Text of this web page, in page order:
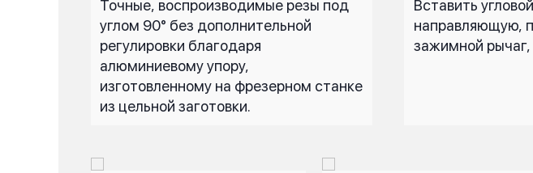
Точные, воспроизводимые резы под
углом 90° без дополнительной
регулировки благодаря
алюминиевому упору,
изготовленному на фрезерном станке
из цельной заготовки.
Вставить
направляющую,
зажимной рычаг,